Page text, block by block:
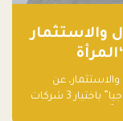
والاستثمار
“المرأة
عن
تخريج الدفعة الأولى من برنامج “المرأة والتكنولوجيا” باختيار 3 شركات